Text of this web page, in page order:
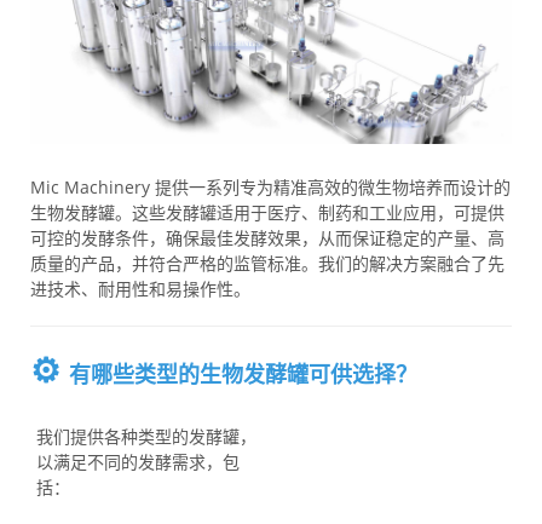
Mic Machinery 提供一系列专为精准高效的微生物培养而设计的
生物发酵罐。这些发酵罐适用于医疗、制药和工业应用，可提供
可控的发酵条件，确保最佳发酵效果，从而保证稳定的产量、高
质量的产品，并符合严格的监管标准。我们的解决方案融合了先
进技术、耐用性和易操作性。
⚙️ 有哪些类型的生物发酵罐可供选择？
我们提供各种类型的发酵罐，
以满足不同的发酵需求，包
括：